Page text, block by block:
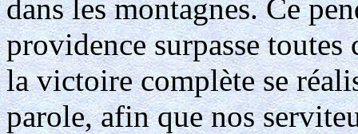
dans les montagnes. Ce
providence surpasse toutes
la victoire complète se
parole, afin que nos